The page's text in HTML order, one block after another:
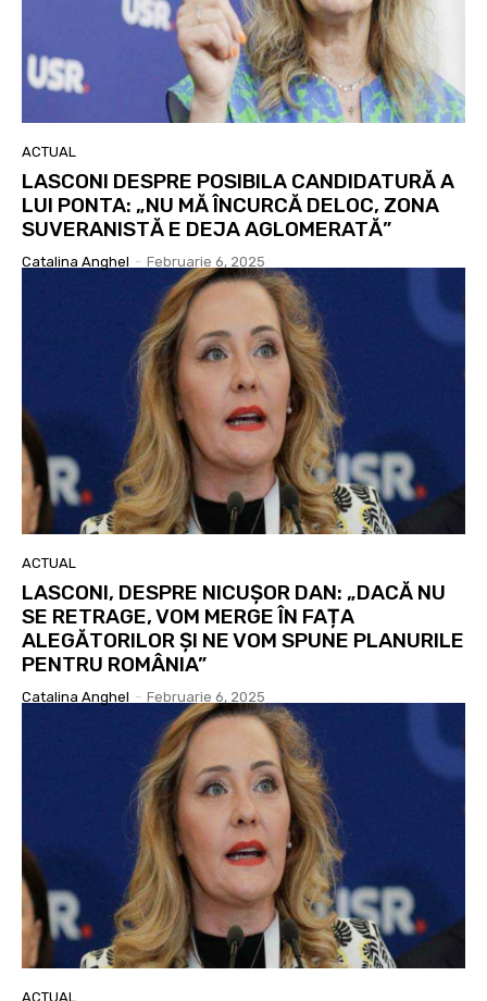
ACTUAL
LASCONI DESPRE POSIBILA CANDIDATURĂ A
LUI PONTA: „NU MĂ ÎNCURCĂ DELOC, ZONA
SUVERANISTĂ E DEJA AGLOMERATĂ”
Catalina Anghel - Februarie 6, 2025
ACTUAL
LASCONI, DESPRE NICUȘOR DAN: „DACĂ NU
SE RETRAGE, VOM MERGE ÎN FAȚA
ALEGĂTORILOR ȘI NE VOM SPUNE PLANURILE
PENTRU ROMÂNIA”
Catalina Anghel - Februarie 6, 2025
ACTUAL